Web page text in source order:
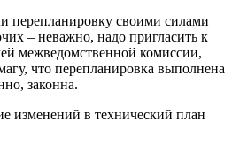
перепланировку своими силами
– неважно, надо пригласить к
межведомственной комиссии,
что перепланировка выполнена
законна.
изменений в технический план